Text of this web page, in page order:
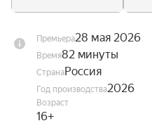
Премьера28 мая 2026
Время82 минуты
СтранаРоссия
Год производства2026
Возраст
16+